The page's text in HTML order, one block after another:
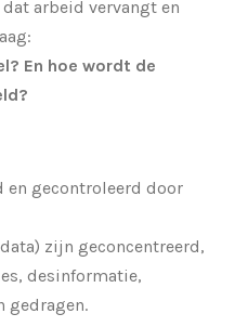
arbeid vervangt en
En hoe wordt de
gecontroleerd door
zijn geconcentreerd,
desinformatie,
gedragen.